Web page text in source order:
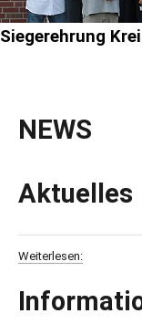
Siegerehrung
NEWS
Aktuelles
Weiterlesen: